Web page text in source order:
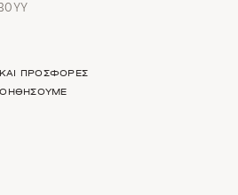
ΠΡΟΣΦΟΡΈΣ